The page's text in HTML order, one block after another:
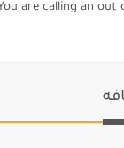
You are calling an